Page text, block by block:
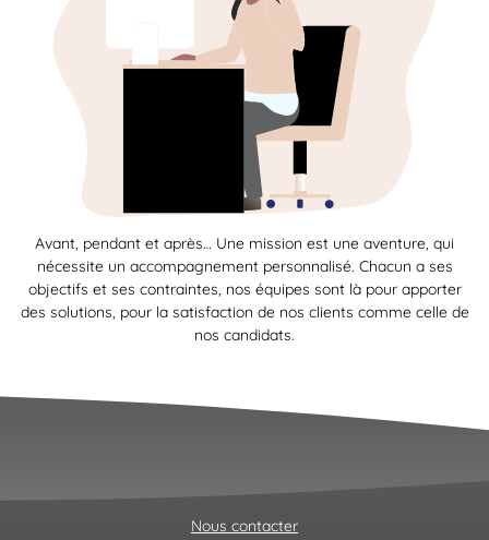
Avant, pendant et après… Une mission est une aventure, qui
nécessite un accompagnement personnalisé. Chacun a ses
objectifs et ses contraintes, nos équipes sont là pour apporter
des solutions, pour la satisfaction de nos clients comme celle de
nos candidats.
Nous contacter